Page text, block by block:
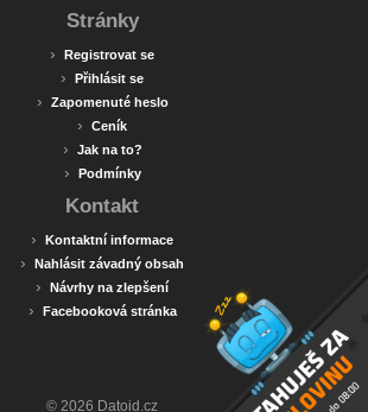
Stránky
› Registrovat se
› Přihlásit se
› Zapomenuté heslo
› Ceník
› Jak na to?
› Podmínky
Kontakt
› Kontaktní informace
› Nahlásit závadný obsah
› Návrhy na zlepšení
› Facebooková stránka
© 2026 Datoid.cz